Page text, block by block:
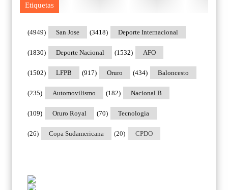
Etiquetas
San Jose
(4949) Deporte Internacional
(3418)
Deporte Nacional
(1830) AFO
(1532)
LFPB
(1502) Oruro
(917) Baloncesto
(434)
Automovilismo
(235) Nacional B
(182)
Oruro Royal
(109) Tecnologia
(70)
Copa Sudamericana
(26) CPDO
(20)